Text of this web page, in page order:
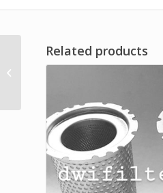
Related products
Air Filter Multi Bag